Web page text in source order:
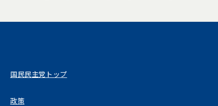
国民民主党トップ
政策